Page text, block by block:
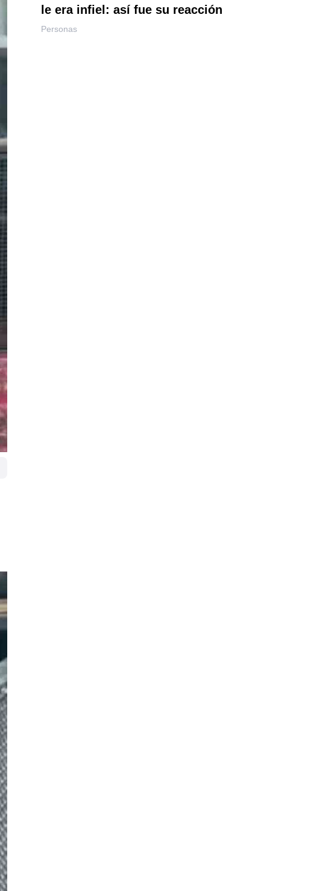
le era infiel: así fue su reacción
Personas